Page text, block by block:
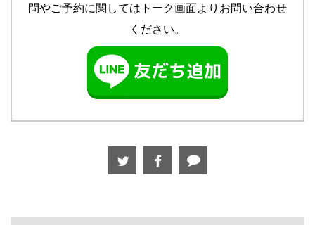
問やご予約に関してはトーク画面よりお問い合わせ
ください。